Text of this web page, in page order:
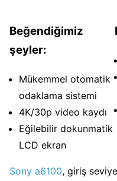
Beğendiğimiz
şeyler:
Mükemmel otomatik
odaklama sistemi
4K/30p video kaydı
Eğilebilir dokunmatik
LCD ekran
Sony a6100, giriş